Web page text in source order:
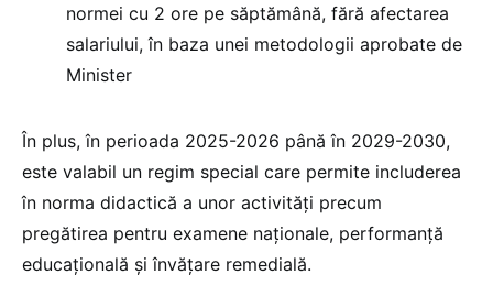
normei cu 2 ore pe săptămână, fără afectarea
salariului, în baza unei metodologii aprobate de
Minister
În plus, în perioada 2025-2026 până în 2029-2030,
este valabil un regim special care permite includerea
în norma didactică a unor activități precum
pregătirea pentru examene naționale, performanță
educațională și învățare remedială.